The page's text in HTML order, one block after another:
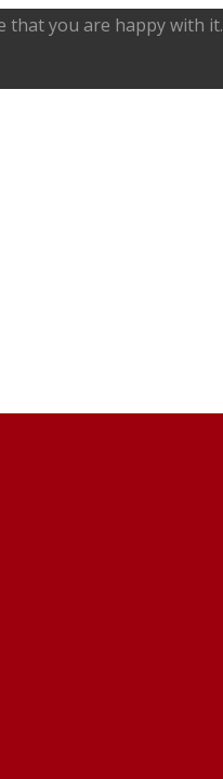
that you are happy with it.